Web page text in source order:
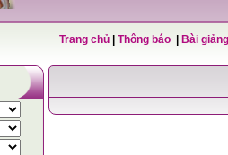
Trang chủ Thông báo Bài